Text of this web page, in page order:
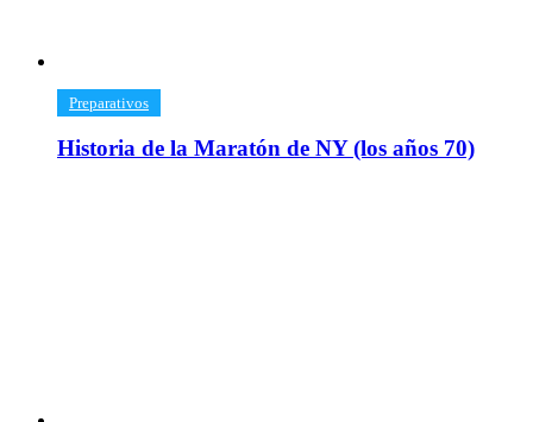
​Preparativos
Historia de la Maratón de NY (los años 70)